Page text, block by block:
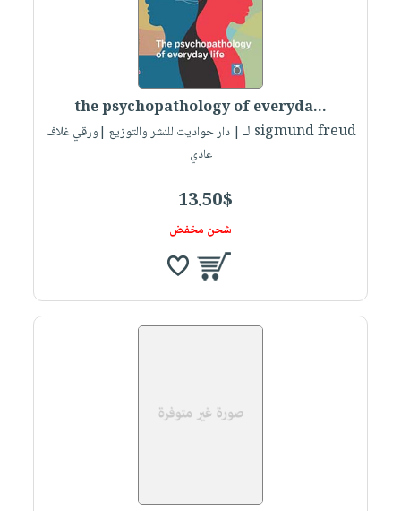
the psychopathology of everyda...
لـ sigmund freud
| دار حواديت للنشر والتوزيع |ورقي غلاف
عادي
13.50$
شحن مخفض